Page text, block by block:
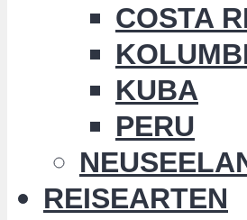
COSTA
KUBA
PERU
REISEARTEN